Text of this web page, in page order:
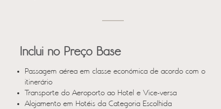
Inclui no Preço Base
Passagem aérea em classe económica de acordo com o
itinerário
Transporte do Aeroporto ao Hotel e Vice-versa
Alojamento em Hotéis da Categoria Escolhida